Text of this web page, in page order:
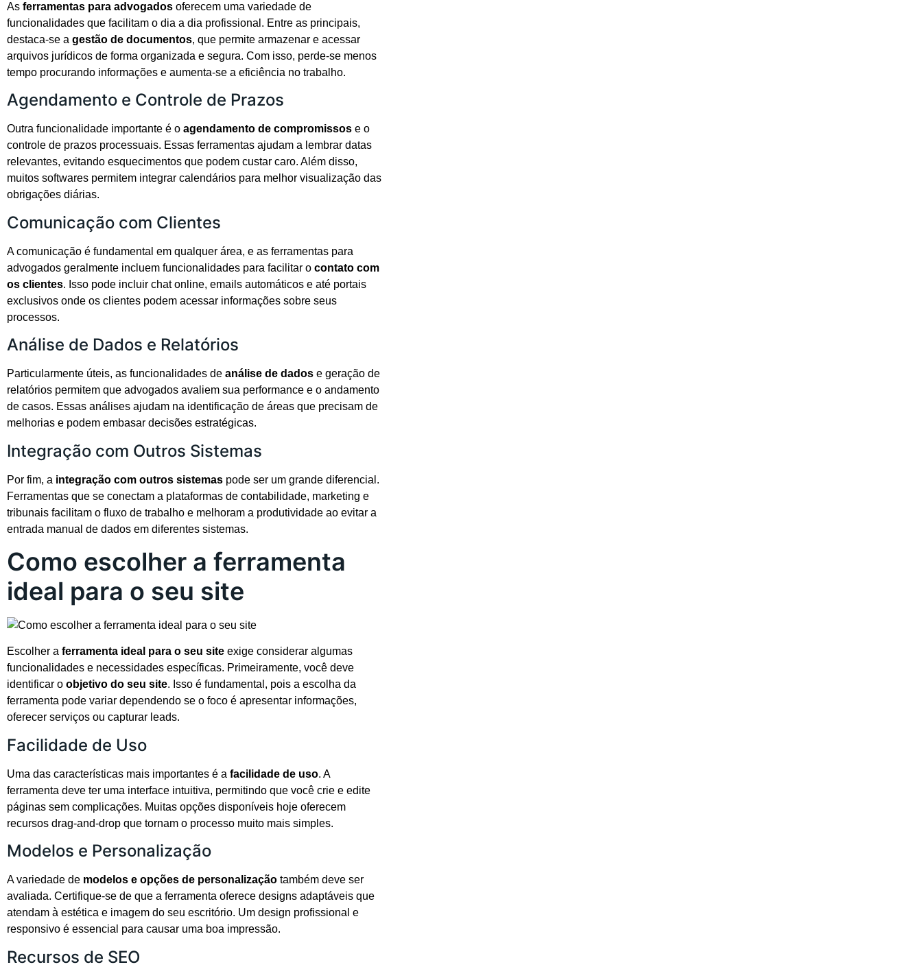
As ferramentas para advogados oferecem uma variedade de
funcionalidades que facilitam o dia a dia profissional. Entre as principais,
destaca-se a gestão de documentos, que permite armazenar e acessar
arquivos jurídicos de forma organizada e segura. Com isso, perde-se menos
tempo procurando informações e aumenta-se a eficiência no trabalho.
Agendamento e Controle de Prazos
Outra funcionalidade importante é o agendamento de compromissos e o
controle de prazos processuais. Essas ferramentas ajudam a lembrar datas
relevantes, evitando esquecimentos que podem custar caro. Além disso,
muitos softwares permitem integrar calendários para melhor visualização das
obrigações diárias.
Comunicação com Clientes
A comunicação é fundamental em qualquer área, e as ferramentas para
advogados geralmente incluem funcionalidades para facilitar o contato com
os clientes. Isso pode incluir chat online, emails automáticos e até portais
exclusivos onde os clientes podem acessar informações sobre seus
processos.
Análise de Dados e Relatórios
Particularmente úteis, as funcionalidades de análise de dados e geração de
relatórios permitem que advogados avaliem sua performance e o andamento
de casos. Essas análises ajudam na identificação de áreas que precisam de
melhorias e podem embasar decisões estratégicas.
Integração com Outros Sistemas
Por fim, a integração com outros sistemas pode ser um grande diferencial.
Ferramentas que se conectam a plataformas de contabilidade, marketing e
tribunais facilitam o fluxo de trabalho e melhoram a produtividade ao evitar a
entrada manual de dados em diferentes sistemas.
Como escolher a ferramenta
ideal para o seu site
Escolher a ferramenta ideal para o seu site exige considerar algumas
funcionalidades e necessidades específicas. Primeiramente, você deve
identificar o objetivo do seu site. Isso é fundamental, pois a escolha da
ferramenta pode variar dependendo se o foco é apresentar informações,
oferecer serviços ou capturar leads.
Facilidade de Uso
Uma das características mais importantes é a facilidade de uso. A
ferramenta deve ter uma interface intuitiva, permitindo que você crie e edite
páginas sem complicações. Muitas opções disponíveis hoje oferecem
recursos drag-and-drop que tornam o processo muito mais simples.
Modelos e Personalização
A variedade de modelos e opções de personalização também deve ser
avaliada. Certifique-se de que a ferramenta oferece designs adaptáveis que
atendam à estética e imagem do seu escritório. Um design profissional e
responsivo é essencial para causar uma boa impressão.
Recursos de SEO